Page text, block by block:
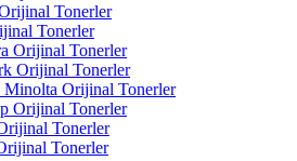
Tonerler
Tonerler
Orijinal Tonerler
Orijinal Tonerler
Minolta Orijinal Tonerler
Orijinal Tonerler
Tonerler
Tonerler